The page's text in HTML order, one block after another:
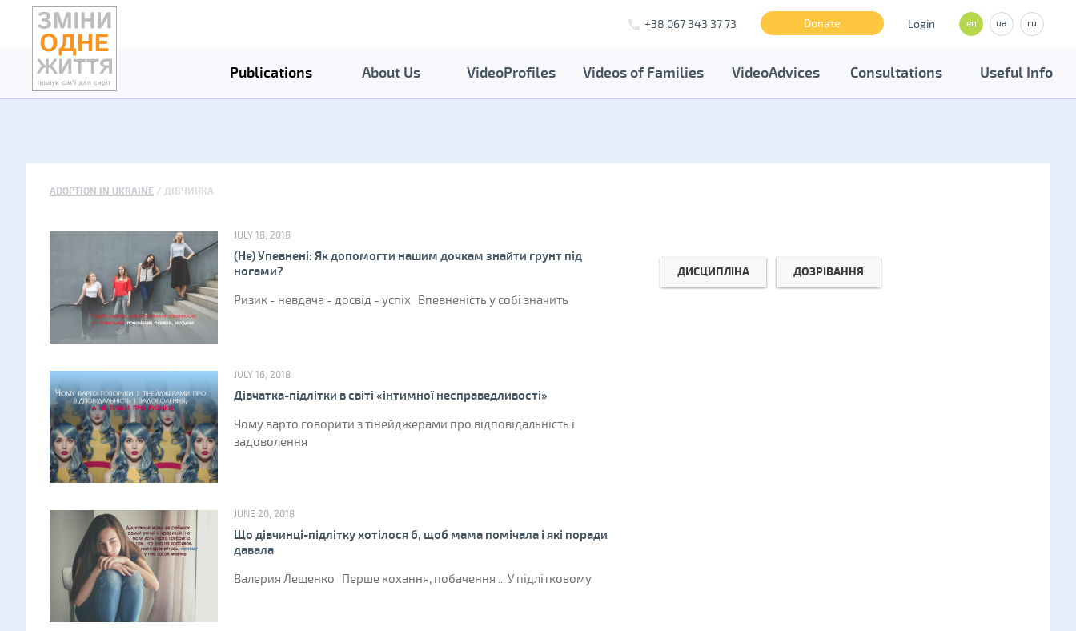
+38 067 343 37 73 Donate Login en ua ru
Publications About Us VideoProfiles Videos of Families VideoAdvices Consultations Useful Info
ADOPTION IN UKRAINE ДІВЧИНКА
JULY 18, 2018
(Не) Упевнені: Як допомогти нашим дочкам знайти грунт під
ногами?
Ризик - невдача - досвід - успіх Впевненість у собі значить
JULY 16, 2018
Дівчатка-підлітки в світі «інтимної несправедливості»
Чому варто говорити з тінейджерами про відповідальність і
задоволення
JUNE 20, 2018
Що дівчинці-підлітку хотілося б, щоб мама помічала і які поради
давала
Валерия Лещенко Перше кохання, побачення ... У підлітковому
ДИСЦИПЛІНА ДОЗРІВАННЯ